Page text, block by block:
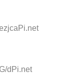
dPi.net